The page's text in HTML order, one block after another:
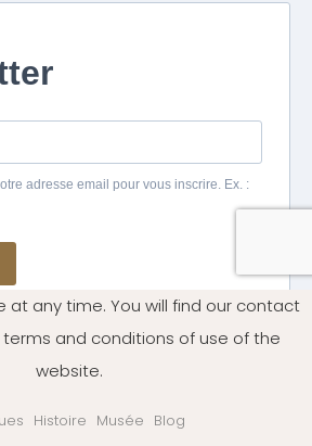
at any time. You will find our contact
and conditions of use of the
website.
Histoire Musée Blog